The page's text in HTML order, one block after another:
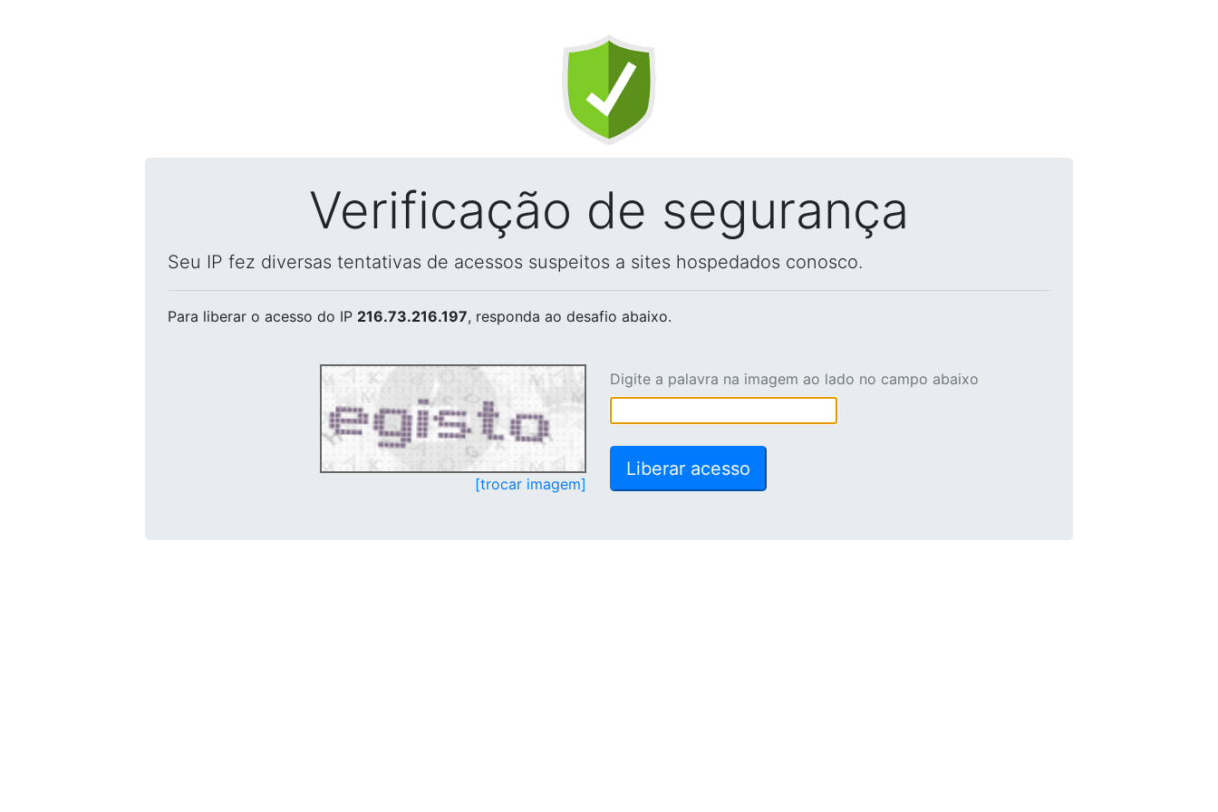
Verificação de segurança
Seu IP fez diversas tentativas de acessos suspeitos a sites hospedados conosco.
Para liberar o acesso do IP 216.73.216.197, responda ao desafio abaixo.
[trocar imagem]
Digite a palavra na imagem ao lado no campo abaixo